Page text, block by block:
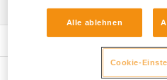
- Speziell ausgerichtete
- Einfache, schnelle
FAST LT PLUS-Schnallen.
Schnalle reduziert das Risiko
Zertifizierung(en): CE
Zugrundeliegende
Das PDF herunterladen
Wartung
Das PDF herunterladen verif-
Alle ablehnen
Cookie-